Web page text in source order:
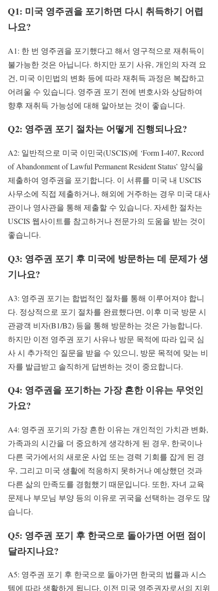
Q1: 미국 영주권을 포기하면 다시 취득하기 어렵
나요?
A1: 한 번 영주권을 포기했다고 해서 영구적으로 재취득이
불가능한 것은 아닙니다. 하지만 포기 사유, 개인의 자격 요
건, 미국 이민법의 변화 등에 따라 재취득 과정은 복잡하고
어려울 수 있습니다. 영주권 포기 전에 변호사와 상담하여
향후 재취득 가능성에 대해 알아보는 것이 좋습니다.
Q2: 영주권 포기 절차는 어떻게 진행되나요?
A2: 일반적으로 미국 이민국(USCIS)에 ‘Form I-407, Record
of Abandonment of Lawful Permanent Resident Status’ 양식을
제출하여 영주권을 포기합니다. 이 서류를 미국 내 USCIS
사무소에 직접 제출하거나, 해외에 거주하는 경우 미국 대사
관이나 영사관을 통해 제출할 수 있습니다. 자세한 절차는
USCIS 웹사이트를 참고하거나 전문가의 도움을 받는 것이
좋습니다.
Q3: 영주권 포기 후 미국에 방문하는 데 문제가 생
기나요?
A3: 영주권 포기는 합법적인 절차를 통해 이루어져야 합니
다. 정상적으로 포기 절차를 완료했다면, 이후 미국 방문 시
관광객 비자(B1/B2) 등을 통해 방문하는 것은 가능합니다.
하지만 이전 영주권 포기 사유나 방문 목적에 따라 입국 심
사 시 추가적인 질문을 받을 수 있으니, 방문 목적에 맞는 비
자를 발급받고 솔직하게 답변하는 것이 중요합니다.
Q4: 영주권을 포기하는 가장 흔한 이유는 무엇인
가요?
A4: 영주권 포기의 가장 흔한 이유는 개인적인 가치관 변화,
가족과의 시간을 더 중요하게 생각하게 된 경우, 한국이나
다른 국가에서의 새로운 사업 또는 경력 기회를 잡게 된 경
우, 그리고 미국 생활에 적응하지 못하거나 예상했던 것과
다른 삶의 만족도를 경험했기 때문입니다. 또한, 자녀 교육
문제나 부모님 부양 등의 이유로 귀국을 선택하는 경우도 많
습니다.
Q5: 영주권 포기 후 한국으로 돌아가면 어떤 점이
달라지나요?
A5: 영주권 포기 후 한국으로 돌아가면 한국의 법률과 시스
템에 따라 생활하게 됩니다. 이전 미국 영주권자로서의 지위